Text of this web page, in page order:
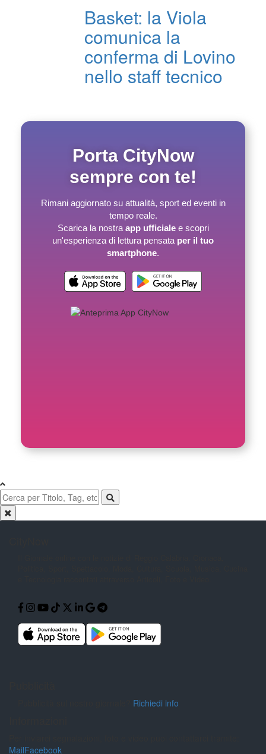
Basket: la Viola
comunica la
conferma di Lovino
nello staff tecnico
Porta CityNow
sempre con te!
Rimani aggiornato su attualità, sport ed eventi in
tempo reale.
Scarica la nostra app ufficialee scopri
un'esperienza di lettura pensata per il tuo
smartphone.
Richiedi info
MailFacebook